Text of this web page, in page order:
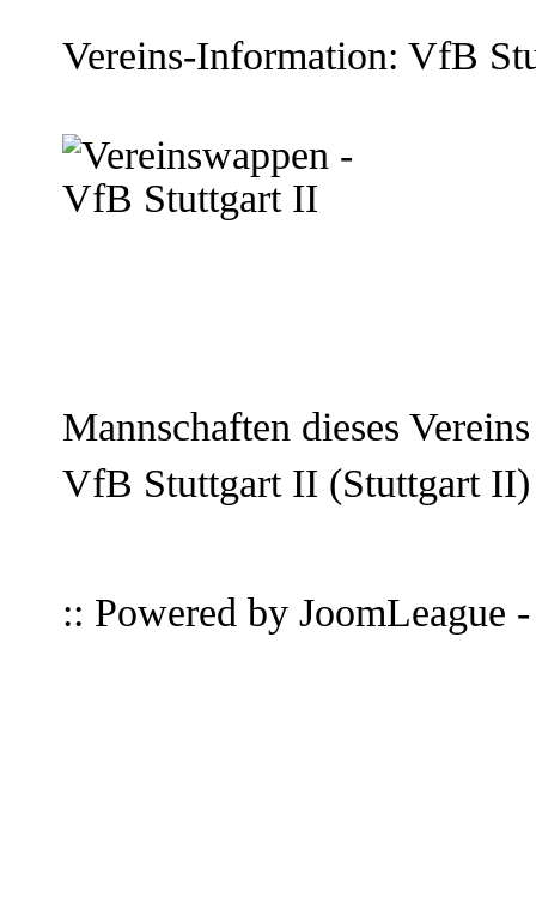
Vereins-Information: VfB
Mannschaften dieses Vereins
VfB Stuttgart II (Stuttgart
:: Powered by JoomLeague